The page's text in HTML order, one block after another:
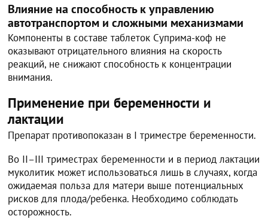
Влияние на способность к управлению
автотранспортом и сложными механизмами
Компоненты в составе таблеток Суприма-коф не
оказывают отрицательного влияния на скорость
реакций, не снижают способность к концентрации
внимания.
Применение при беременности и
лактации
Препарат противопоказан в I триместре беременности.
Во II–III триместрах беременности и в период лактации
муколитик может использоваться лишь в случаях, когда
ожидаемая польза для матери выше потенциальных
рисков для плода/ребенка. Необходимо соблюдать
осторожность.